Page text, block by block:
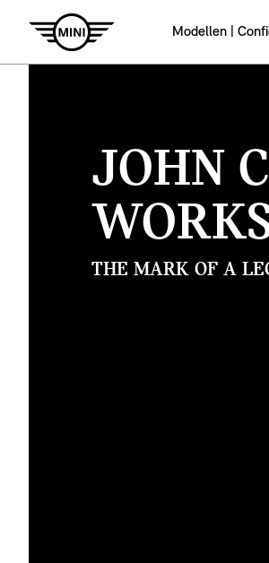
Modellen |
JOHN
THE MARK OF A